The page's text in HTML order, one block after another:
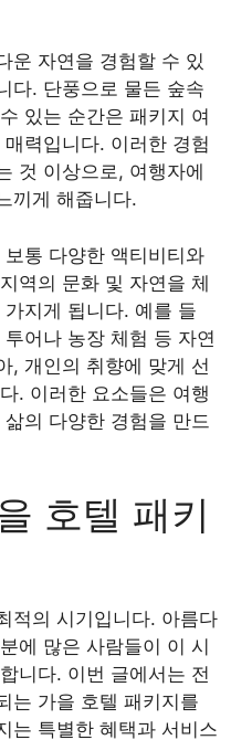
운 자연을 경험할 수 있
다. 단풍으로 물든 숲속
있는 순간은 패키지 여
력입니다. 이러한 경험
것 이상으로, 여행자에
끼게 해줍니다.
통 다양한 액티비티와
역의 문화 및 자연을 체
지게 됩니다. 예를 들
어나 농장 체험 등 자연
, 개인의 취향에 맞게 선
. 이러한 요소들은 여행
의 다양한 경험을 만드
호텔 패키
적의 시기입니다. 아름다
에 많은 사람들이 이 시
니다. 이번 글에서는 전
는 가을 호텔 패키지를
는 특별한 혜택과 서비스